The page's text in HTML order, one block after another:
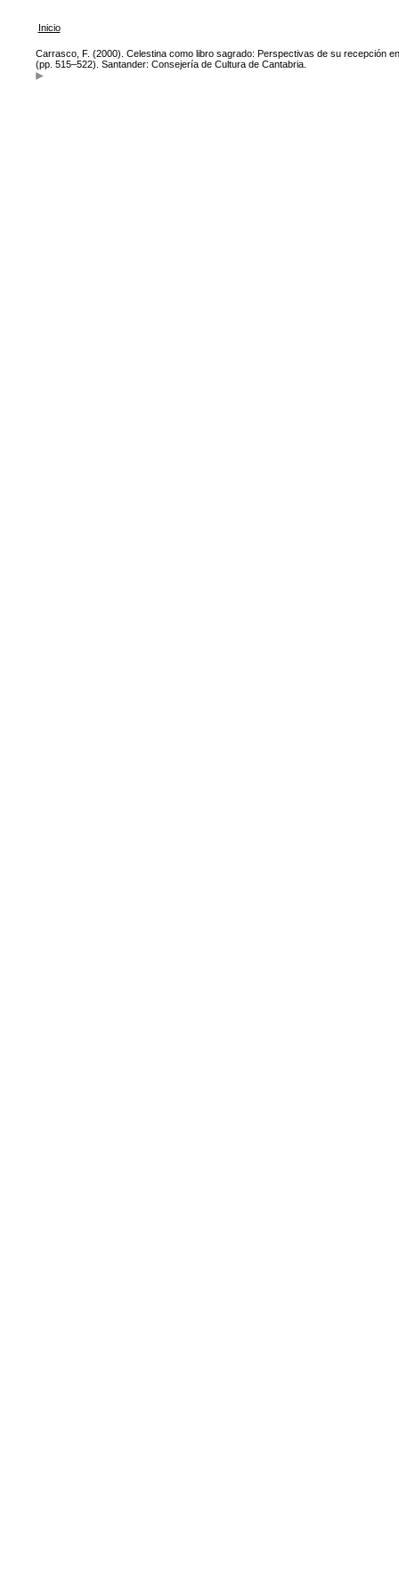
Inicio
Carrasco, F. (2000). Celestina como libro sagrado: Perspectivas de su recepción
(pp. 515–522). Santander: Consejería de Cultura de Cantabria.